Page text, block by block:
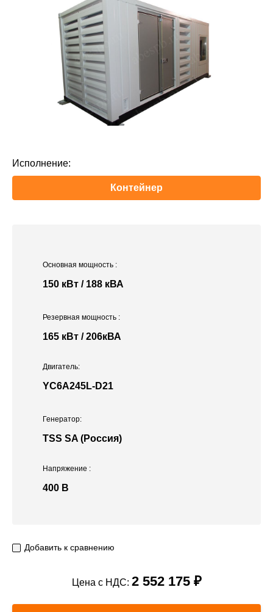
Исполнение:
Контейнер
Основная мощность :
150 кВт / 188 кВА
Двигатель:
YC6A245L-D21
Напряжение :
400 В
Резервная мощность :
165 кВт / 206кВА
Генератор:
TSS SA (Россия)
Добавить к сравнению
Цена с НДС: 2 552 175 ₽